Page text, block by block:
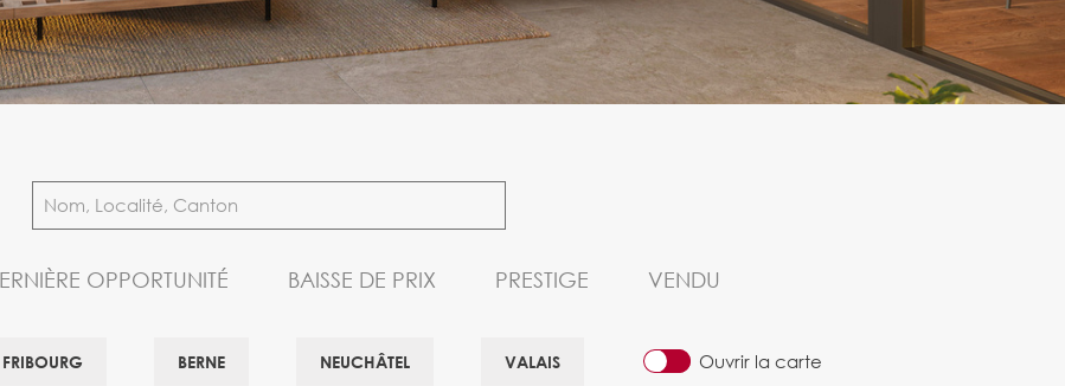
OPPORTUNITÉ BAISSE DE PRIX PRESTIGE VENDU
FRIBOURG BERNE NEUCHÂTEL VALAIS Ouvrir la carte